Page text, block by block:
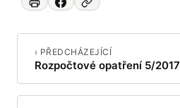
‹ PŘEDCHÁZEJÍCÍ
Rozpočtové opatření 5/2017